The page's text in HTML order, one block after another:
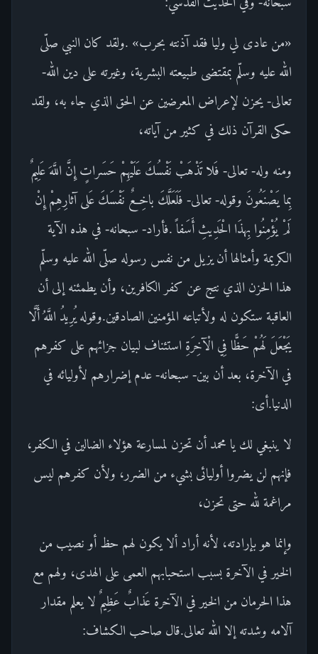
«من عادى لي وليا فقد آذنته بحرب» .ولقد كان النبي صلّى
الله عليه وسلّم بمقتضى طبيعته البشرية، وغيرته على دين الله-
تعالى- يحزن لإعراض المعرضين عن الحق الذي جاء به، ولقد
حكى القرآن ذلك في كثير من آياته،
ومنه وله- تعالى- فَلا تَذْهَبْ نَفْسُكَ عَلَيْهِمْ حَسَراتٍ إِنَّ اللَّهَ عَلِيمٌ
بِما يَصْنَعُونَ وقوله- تعالى- فَلَعَلَّكَ باخِعٌ نَفْسَكَ عَلى آثارِهِمْ إِنْ
لَمْ يُؤْمِنُوا بِهذَا الْحَدِيثِ أَسَفاً .فأراد- سبحانه- في هذه الآية
الكريمة وأمثالها أن يزيل من نفس رسوله صلّى الله عليه وسلّم
هذا الحزن الذي نتج عن كفر الكافرين، وأن يطمئنه إلى أن
العاقبة ستكون له ولأتباعه المؤمنين الصادقين.وقوله يُرِيدُ اللَّهُ أَلَّا
يَجْعَلَ لَهُمْ حَظًّا فِي الْآخِرَةِ استئناف لبيان جزائهم على كفرهم
في الآخرة، بعد أن بين- سبحانه- عدم إضرارهم لأوليائه في
الدنيا.أى:
لا ينبغي لك يا محمد أن تحزن لمسارعة هؤلاء الضالين في الكفر،
فإنهم لن يضروا أوليائى بشيء من الضرر، ولأن كفرهم ليس
مراغمة لله حتى تحزن،
وإنما هو بإرادته، لأنه أراد ألا يكون لهم حظ أو نصيب من
الخير في الآخرة بسبب استحبابهم العمى على الهدى، ولهم مع
هذا الحرمان من الخير في الآخرة عَذابٌ عَظِيمٌ لا يعلم مقدار
آلامه وشدته إلا الله تعالى.قال صاحب الكشاف: